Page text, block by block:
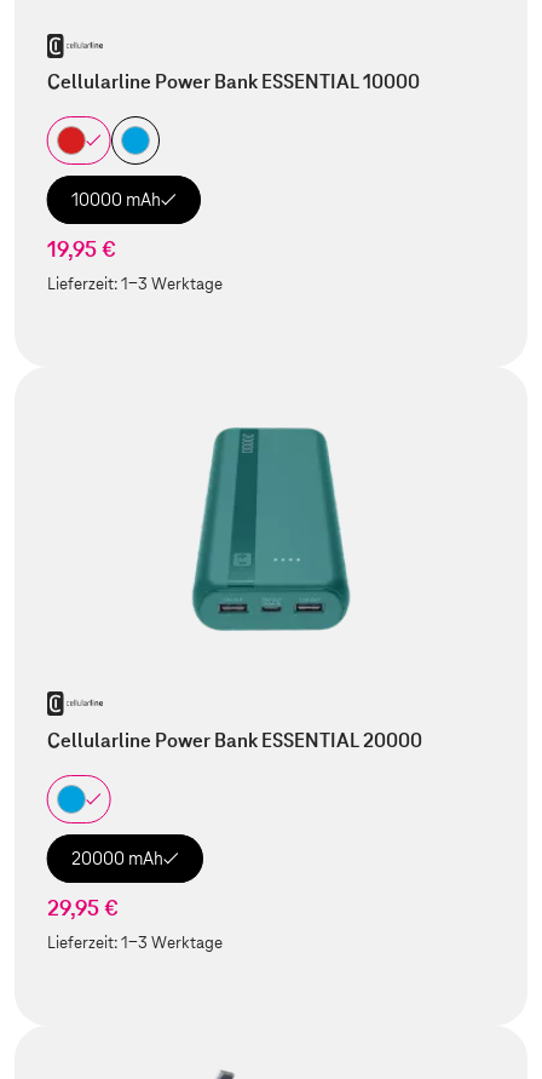
Cellularline Power Bank ESSENTIAL 10000
10000 mAh
19,95 €
Lieferzeit:1-3 Werktage
Cellularline Power Bank ESSENTIAL 20000
20000 mAh
29,95 €
Lieferzeit:1-3 Werktage